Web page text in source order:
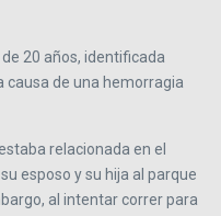
20 años, identificada
causa de una hemorragia
relacionada en el
esposo y su hija al parque
al intentar correr para